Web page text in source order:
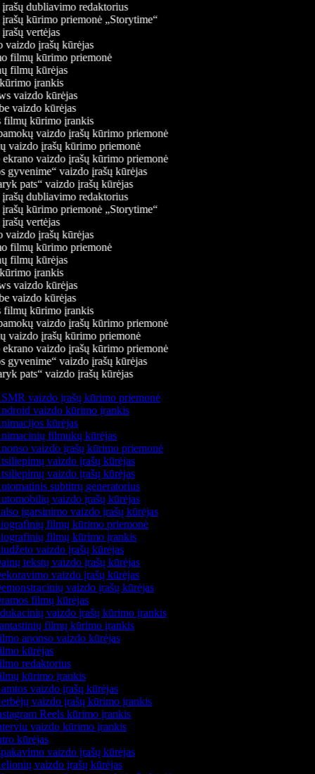
dubliavimo redaktorius
kūrimo priemonė „Storytime“
vertėjas
įrašų kūrėjas
filmų kūrimo priemonė
filmų kūrėjas
įrankis
vaizdo kūrėjas
vaizdo kūrėjas
kūrimo įrankis
vaizdo įrašų kūrimo priemonė
vaizdo įrašų kūrimo priemonė
vaizdo įrašų kūrimo priemonė
gyvenime“ vaizdo įrašų kūrėjas
pats“ vaizdo įrašų kūrėjas
dubliavimo redaktorius
kūrimo priemonė „Storytime“
vertėjas
įrašų kūrėjas
filmų kūrimo priemonė
filmų kūrėjas
įrankis
vaizdo kūrėjas
vaizdo kūrėjas
kūrimo įrankis
vaizdo įrašų kūrimo priemonė
vaizdo įrašų kūrimo priemonė
vaizdo įrašų kūrimo priemonė
gyvenime“ vaizdo įrašų kūrėjas
pats“ vaizdo įrašų kūrėjas
vaizdo įrašų kūrimo priemonė
vaizdo kūrimo įrankis
kūrėjas
filmukų kūrėjas
vaizdo įrašų kūrimo priemonė
vaizdo įrašų kūrėjas
vaizdo įrašų kūrėjas
subtitrų generatorius
vaizdo įrašų kūrėjas
įgarsinimo vaizdo įrašų kūrėjas
filmų kūrimo priemonė
filmų kūrimo įrankis
vaizdo įrašų kūrėjas
tekstų vaizdo įrašų kūrėjas
vaizdo įrašų kūrėjas
vaizdo įrašų kūrėjas
filmų kūrėjas
vaizdo įrašų kūrimo įrankis
filmų kūrimo įrankis
anonso vaizdo kūrėjas
kūrėjas
redaktorius
kūrimo įrankis
vaizdo įrašų kūrėjas
vaizdo įrašų kūrimo įrankis
Reels kūrimo įrankis
vaizdo kūrimo įrankis
kūrėjas
vaizdo įrašų kūrėjas
vaizdo įrašų kūrėjas